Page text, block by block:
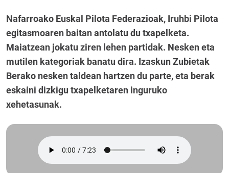
Nafarroako Euskal Pilota Federazioak, Iruhbi Pilota
egitasmoaren baitan antolatu du txapelketa.
Maiatzean jokatu ziren lehen partidak. Nesken eta
mutilen kategoriak banatu dira. Izaskun Zubietak
Berako nesken taldean hartzen du parte, eta berak
eskaini dizkigu txapelketaren inguruko
xehetasunak.